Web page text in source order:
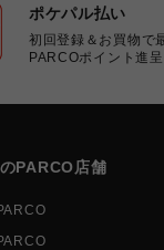
ポケパル払い
初回登録＆お買物で
PARCOポイント進呈
PARCO店舗